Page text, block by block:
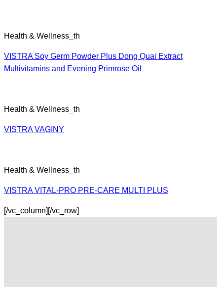
Health & Wellness_th
VISTRA Soy Germ Powder Plus Dong Quai Extract
Multivitamins and Evening Primrose Oil
Health & Wellness_th
VISTRA VAGINY
Health & Wellness_th
VISTRA VITAL-PRO PRE-CARE MULTI PLUS
[/vc_column][/vc_row]